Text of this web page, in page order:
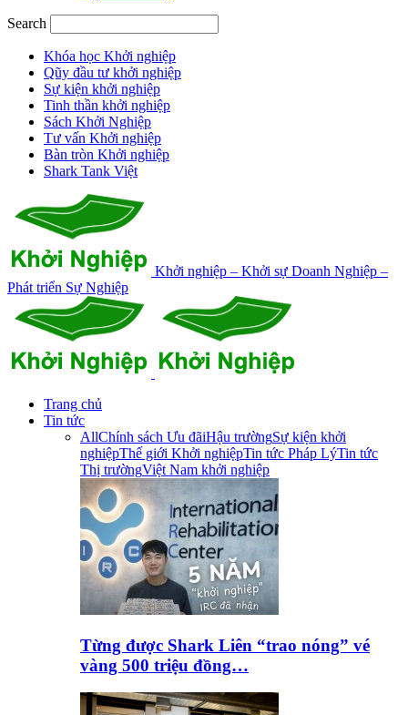
Search
Khóa học Khởi nghiệp
Qũy đầu tư khởi nghiệp
Sự kiện khởi nghiệp
Tinh thần khởi nghiệp
Sách Khởi Nghiệp
Tư vấn Khởi nghiệp
Bàn tròn Khởi nghiệp
Shark Tank Việt
Khởi nghiệp – Khởi sự Doanh Nghiệp –
Phát triển Sự Nghiệp
Trang chủ
Tin tức
AllChính sách Ưu đãiHậu trườngSự kiện khởi
nghiệpThế giới Khởi nghiệpTin tức Pháp LýTin tức
Thị trườngViệt Nam khởi nghiệp
Từng được Shark Liên “trao nóng” vé
vàng 500 triệu đồng…